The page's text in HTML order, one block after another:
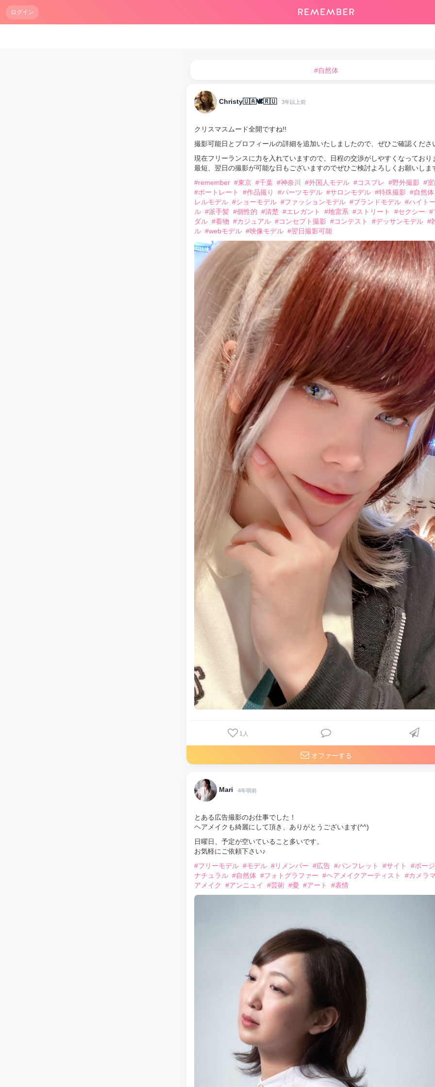
ログイン
#自然体
Christy🇺🇦🕊🇷🇺 3年以上前
クリスマスムード全開ですね!!
撮影可能日とプロフィールの詳細を追加いたしましたので、ぜひご確認くださ
現在フリーランスに力を入れていますので、日程の交渉がしやすくなっており
最短、翌日の撮影が可能な日もございますのでぜひご検討よろしくお願いしま
#remember #東京 #千葉 #神奈川 #外国人モデル #コスプレ #野外撮影 #
#ポートレート
#作品撮り #パーツモデル #サロンモデル #特殊撮影 #自然体
レルモデル #ショーモデル #ファッションモデル #ブランドモデル #ハイト
ル #派手髪 #個性的 #清楚 #エレガント #地雷系 #ストリート #セクシー #
ダル #着物 #カジュアル #コンセプト撮影 #コンテスト #デッサンモデル #
ル #webモデル #映像モデル #翌日撮影可能
1 人
オファーする
Mari 4年弱前
とある広告撮影のお仕事でした！
ヘアメイクも綺麗にして頂き、ありがとうございます(^^)
日曜日、予定が空いていること多いです。
お気軽にご依頼下さい♪
#フリーモデル #モデル #リメンバー #広告 #パンフレット #サイト
#ポー
ナチュラル #自然体 #フォトグラファー #ヘアメイクアーティスト
#カメラ
アメイク
#アンニュイ #芸術 #憂 #アート #表情